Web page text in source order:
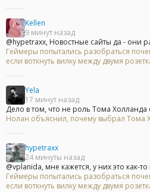
Kellen
9 минут назад
@hypetraxx, Новостные сайты да - они
Геймеры попытались разобраться
если воткнуть вилку между двумя
Yela
17 минут назад
Дело в том, что не роль Тома Холланда
Нолан объяснил, почему выбрал Тома
hypetraxx
24 минуты назад
@vplanida, мне кажется, у них это как-
Геймеры попытались разобраться
если воткнуть вилку между двумя